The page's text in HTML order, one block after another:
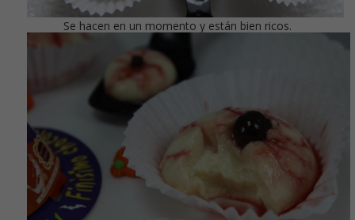
Se hacen en un momento y están bien ricos.